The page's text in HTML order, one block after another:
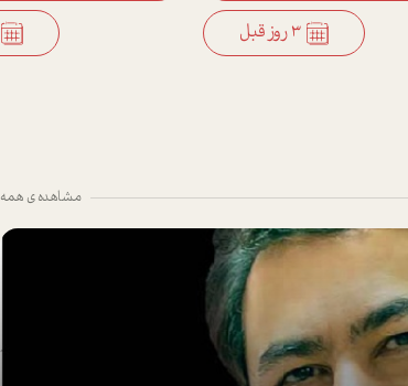
3 روز قبل
مشاهده ی همه